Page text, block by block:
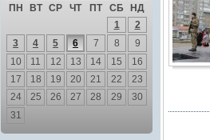
ПН ВТ СР ЧТ ПТ СБ
НД
1
2
3
4 5 6 7 8
9
10
11 12 13 14 15
16
17
18 19 20 21 22
23
24
25 26 27 28 29
30
31